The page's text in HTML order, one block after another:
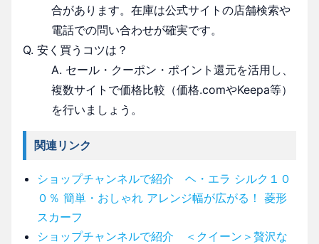
合があります。在庫は公式サイトの店舗検索や
電話での問い合わせが確実です。
Q. 安く買うコツは？
A. セール・クーポン・ポイント還元を活用し、
複数サイトで価格比較（価格.comやKeepa等）
を行いましょう。
関連リンク
ショップチャンネルで紹介 ヘ・エラ シルク１０
０％ 簡単・おしゃれ アレンジ幅が広がる！ 菱形
スカーフ
ショップチャンネルで紹介 ＜クイーン＞贅沢な